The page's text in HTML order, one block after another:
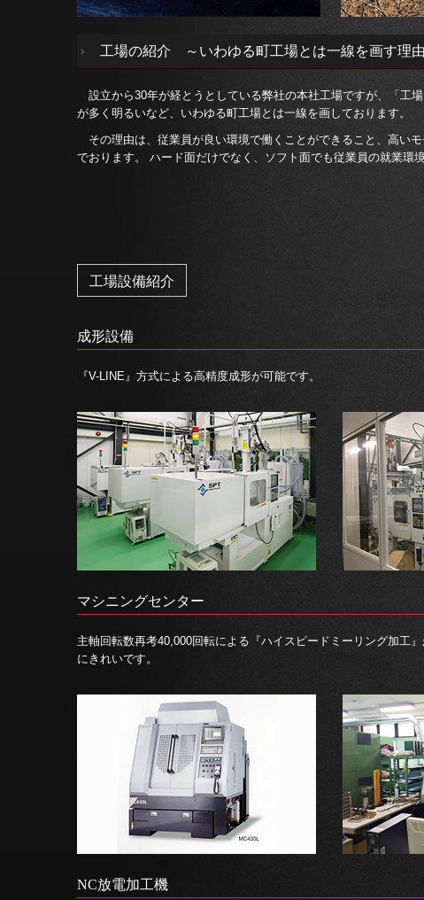
工場の紹介 ～いわゆる町工場とは一線を画す理
設立から30年が経とうとしている弊社の本社工場ですが、「工
が多く明るいなど、いわゆる町工場とは一線を画しております。
その理由は、従業員が良い環境で働くことができること、高い
でおります。 ハード面だけでなく、ソフト面でも従業員の就業
工場設備紹介
成形設備
『V-LINE』方式による高精度成形が可能です。
マシニングセンター
主軸回転数再考40,000回転による『ハイスピードミーリング加工
にきれいです。
NC放電加工機